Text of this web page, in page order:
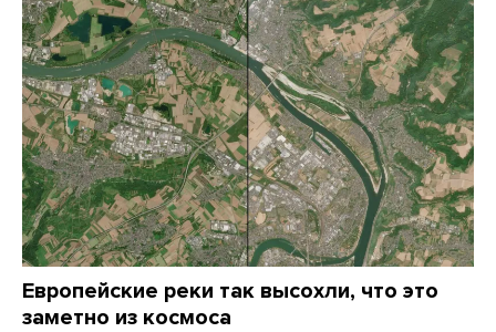
Европейские реки так высохли, что это
заметно из космоса